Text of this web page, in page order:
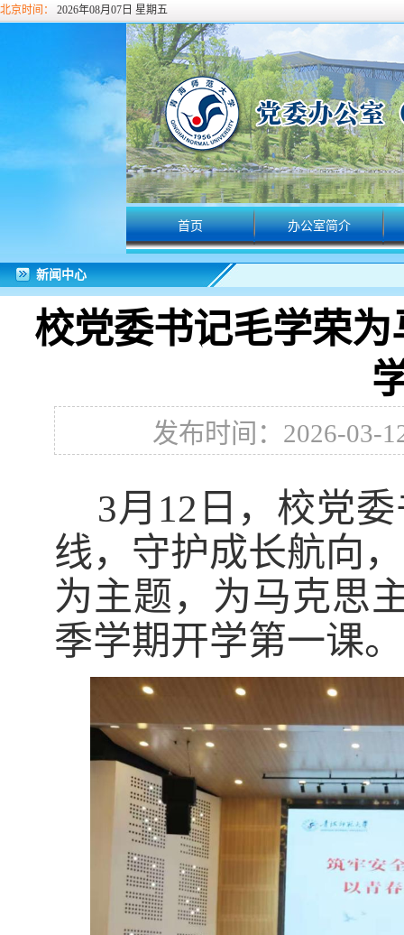
北京时间： 2026年08月07日 星期五
首页 办公室简介
新闻中心
校党委书记毛学荣
发布时间：2026-03-
3月12日，校党
线，守护成长航向
为主题，为马克思
季学期开学第一课。